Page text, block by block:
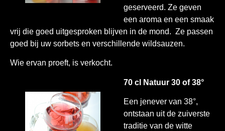
geserveerd. Ze geven
een aroma en een smaak
vrij die goed uitgesproken blijven in de mond. Ze passen
goed bij uw sorbets en verschillende wildsauzen.
Wie ervan proeft, is verkocht.
70 cl Natuur 30 of 38°
Een jenever van 38°,
ontstaan uit de zuiverste
traditie van de witte